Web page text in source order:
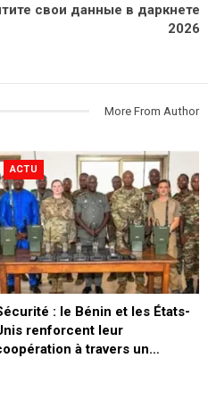
свои данные в даркнете
2026
More From Author
ACTU
: le Bénin et les États-
renforcent leur
à travers un…